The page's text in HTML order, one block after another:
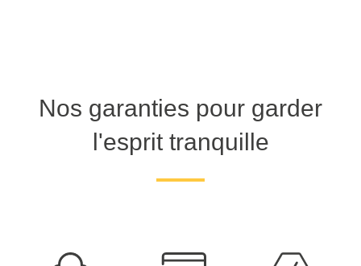
Nos garanties pour garder
l'esprit tranquille